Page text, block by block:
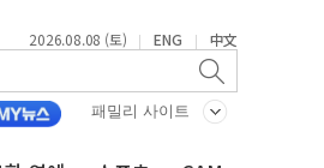
2026.08.08 (토) | ENG | 中文
패밀리 사이트